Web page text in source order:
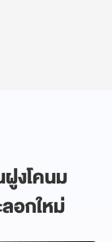
งโคนม
อกใหม่